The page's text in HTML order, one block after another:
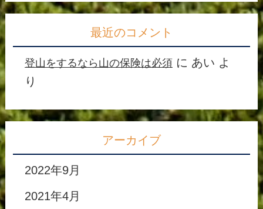
最近のコメント
登山をするなら山の保険は必須 に あい よ
り
アーカイブ
2022年9月
2021年4月